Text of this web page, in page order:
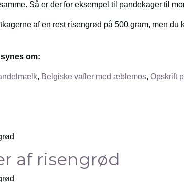
Så er der for eksempel til pandekager til
af en rest risengrød på 500 gram, men
om:
, Belgiske vafler med æblemos, Opskrift
af risengrød